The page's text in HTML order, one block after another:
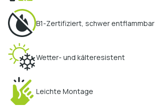
B1-Zertifiziert, schwer entflammbar
Wetter- und kälteresistent
Leichte Montage